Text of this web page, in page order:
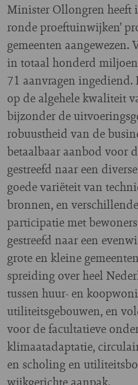
Minister Ollongren heeft
ronde proeftuinwijken’
gemeenten
in totaal honderd
71 aanvragen ingediend.
op de algehele kwaliteit
bijzonder de
robuustheid van de
betaalbaar aanbod voor
gestreefd naar een
goede variëteit van
bronnen, en
participatie met
gestreefd naar een
grote en kleine
spreiding over heel
tussen huur- en
utiliteitsgebouwen, en
voor de facultatieve
klimaatadaptatie,
en scholing en